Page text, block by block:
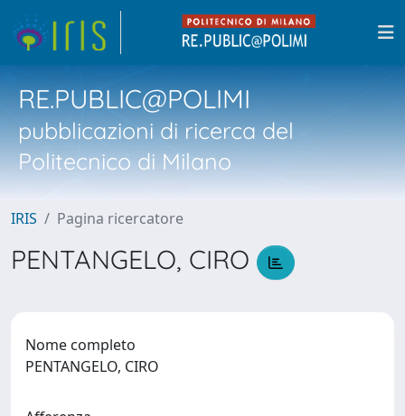
RE.PUBLIC@POLIMI
pubblicazioni di ricerca del
Politecnico di Milano
IRIS Pagina ricercatore
PENTANGELO, CIRO
Nome completo
PENTANGELO, CIRO